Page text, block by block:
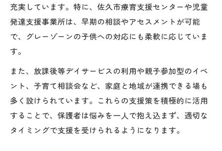
充実しています。特に、佐久市療育支援センターや児童
発達支援事業所は、早期の相談やアセスメントが可能
で、グレーゾーンの子供への対応にも柔軟に応じていま
す。
また、放課後等デイサービスの利用や親子参加型のイベ
ント、子育て相談会など、家庭と地域が連携できる場も
多く設けられています。これらの支援策を積極的に活用
することで、保護者は悩みを一人で抱え込まず、適切な
タイミングで支援を受けられるようになります。